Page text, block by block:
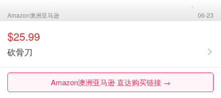
Amazon澳洲亚马逊 06-23
$25.99
砍骨刀
Amazon澳洲亚马逊 直达购买链接 →